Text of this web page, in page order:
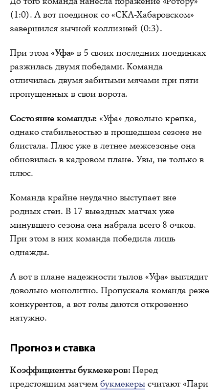
(1:0). А вот поединок со «СКА-Хабаровском»
завершился зычной коллизией (0:3).
При этом«Уфа» в 5 своих последних поединках
разжилась двумя победами. Команда
отличилась двумя забитыми мячами при пяти
пропущенных в свои ворота.
Состояние команды: «Уфа» довольно крепка,
однако стабильностью в прошедшем сезоне не
блистала. Плюс уже в летнее межсезонье она
обновилась в кадровом плане. Увы, не только в
плюс.
Команда крайне неудачно выступает вне
родных стен. В 17 выездных матчах уже
минувшего сезона она набрала всего 8 очков.
При этом в них команда победила лишь
однажды.
А вот в плане надежности тылов «Уфа» выглядит
довольно монолитно. Пропускала команда реже
конкурентов, а вот голы даются откровенно
натужно.
Прогноз и ставка
Коэффициенты букмекеров: Перед
предстоящим матчембукмекеры считают «Пари